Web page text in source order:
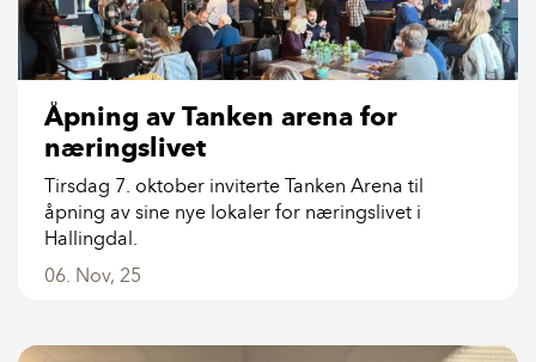
Åpning av Tanken arena for
næringslivet
Tirsdag 7. oktober inviterte Tanken Arena til
åpning av sine nye lokaler for næringslivet i
Hallingdal.
06. Nov, 25